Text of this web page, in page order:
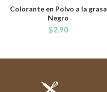
Colorante en Polvo a la grasa
Negro
$2.90